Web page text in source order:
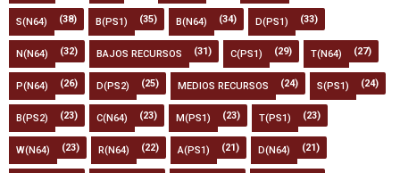
S(N64) (38) B(PS1) (35) B(N64) (34) D(PS1) (33)
N(N64) (32) BAJOS RECURSOS (31) C(PS1) (29) T(N64) (27)
P(N64) (26) D(PS2) (25) MEDIOS RECURSOS (24) S(PS1) (24)
B(PS2) (23) C(N64) (23) M(PS1) (23) T(PS1) (23)
W(N64) (23) R(N64) (22) A(PS1) (21) D(N64) (21)